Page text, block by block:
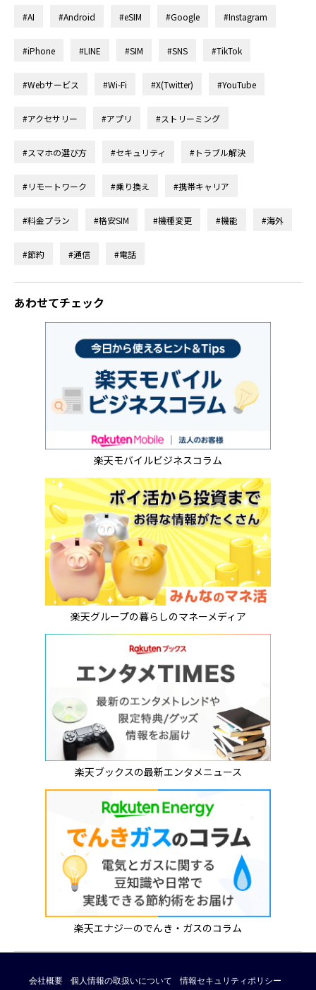
#AI #Android #eSIM #Google #Instagram
#iPhone #LINE #SIM #SNS #TikTok
#Webサービス #Wi-Fi #X(Twitter) #YouTube
#アクセサリー #アプリ #ストリーミング
#スマホの選び方 #セキュリティ #トラブル解決
#リモートワーク #乗り換え #携帯キャリア
#料金プラン #格安SIM #機種変更 #機能 #海外
#節約 #通信 #電話
あわせてチェック
楽天モバイルビジネスコラム
楽天グループの暮らしのマネーメディア
楽天ブックスの最新エンタメニュース
楽天エナジーのでんき・ガスのコラム
会社概要 個人情報の取扱いについて 情報セキュリティポリシー